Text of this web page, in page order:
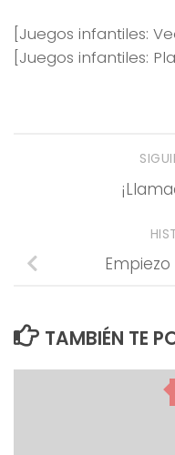
[Juegos infantiles:
[Juegos infantiles:
TAMBIÉN TE